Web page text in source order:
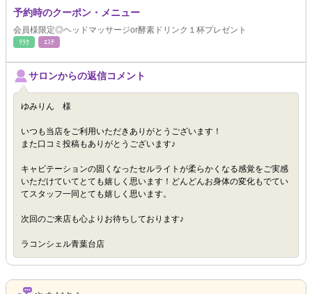
予約時のクーポン・メニュー
会員様限定◎ヘッドマッサージor酵素ドリンク１杯プレゼント
ﾘﾗｸ ｴｽﾃ
サロンからの返信コメント
ゆみりん 様
いつも当店をご利用いただきありがとうございます！
また口コミ投稿もありがとうございます♪
キャビテーションの固くなったセルライトが柔らかくなる感覚をご実感
いただけていてとても嬉しく思います！どんどんお身体の変化もでてい
てスタッフ一同とても嬉しく思います。
次回のご来店も心よりお待ちしております♪
ラコンシェル青葉台店